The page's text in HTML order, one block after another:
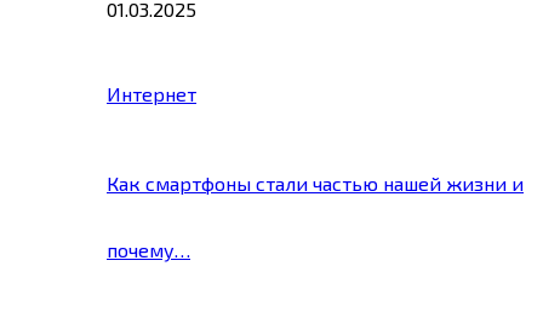
01.03.2025
Интернет
Как смартфоны стали частью нашей жизни и
почему…